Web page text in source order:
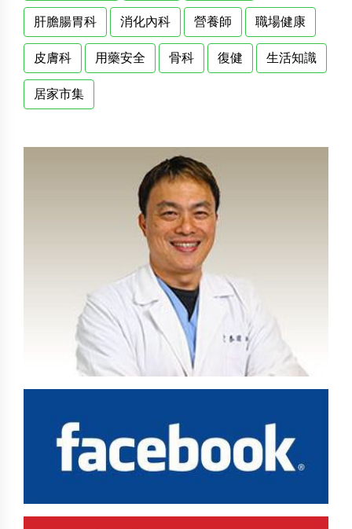
肝膽腸胃科 消化內科 營養師 職場健康
皮膚科 用藥安全 骨科 復健 生活知識
居家市集